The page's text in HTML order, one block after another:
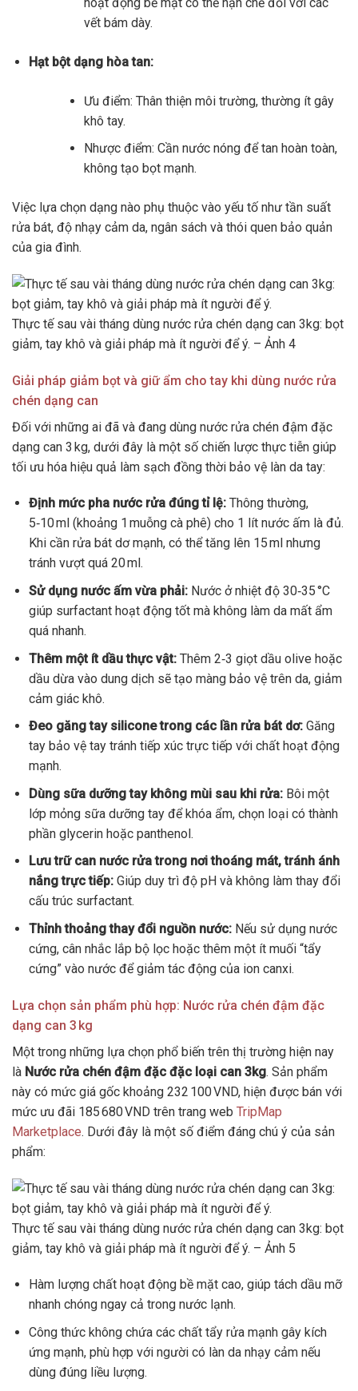
vết bám dày.
Hạt bột dạng hòa tan:
Ưu điểm: Thân thiện môi trường, thường ít gây
khô tay.
Nhược điểm: Cần nước nóng để tan hoàn toàn,
không tạo bọt mạnh.
Việc lựa chọn dạng nào phụ thuộc vào yếu tố như tần suất
rửa bát, độ nhạy cảm da, ngân sách và thói quen bảo quản
của gia đình.
Thực tế sau vài tháng dùng nước rửa chén dạng can 3kg: bọt
giảm, tay khô và giải pháp mà ít người để ý. – Ảnh 4
Giải pháp giảm bọt và giữ ẩm cho tay khi dùng nước rửa
chén dạng can
Đối với những ai đã và đang dùng nước rửa chén đậm đặc
dạng can 3 kg, dưới đây là một số chiến lược thực tiễn giúp
tối ưu hóa hiệu quả làm sạch đồng thời bảo vệ làn da tay:
Định mức pha nước rửa đúng tỉ lệ:Thông thường,
5‑10 ml (khoảng 1 muỗng cà phê) cho 1 lít nước ấm là đủ.
Khi cần rửa bát dơ mạnh, có thể tăng lên 15 ml nhưng
tránh vượt quá 20 ml.
Sử dụng nước ấm vừa phải:Nước ở nhiệt độ 30‑35 °C
giúp surfactant hoạt động tốt mà không làm da mất ẩm
quá nhanh.
Thêm một ít dầu thực vật:Thêm 2‑3 giọt dầu olive hoặc
dầu dừa vào dung dịch sẽ tạo màng bảo vệ trên da, giảm
cảm giác khô.
Đeo găng tay silicone trong các lần rửa bát dơ:Găng
tay bảo vệ tay tránh tiếp xúc trực tiếp với chất hoạt động
mạnh.
Dùng sữa dưỡng tay không mùi sau khi rửa:Bôi một
lớp mỏng sữa dưỡng tay để khóa ẩm, chọn loại có thành
phần glycerin hoặc panthenol.
Lưu trữ can nước rửa trong nơi thoáng mát, tránh ánh
nắng trực tiếp:Giúp duy trì độ pH và không làm thay đổi
cấu trúc surfactant.
Thỉnh thoảng thay đổi nguồn nước:Nếu sử dụng nước
cứng, cân nhắc lắp bộ lọc hoặc thêm một ít muối “tẩy
cứng” vào nước để giảm tác động của ion canxi.
Lựa chọn sản phẩm phù hợp: Nước rửa chén đậm đặc
dạng can 3 kg
Một trong những lựa chọn phổ biến trên thị trường hiện nay
là Nước rửa chén đậm đặc đặc loại can 3kg. Sản phẩm
này có mức giá gốc khoảng 232 100 VND, hiện được bán với
mức ưu đãi 185 680 VND trên trang web TripMap
Marketplace. Dưới đây là một số điểm đáng chú ý của sản
phẩm:
Thực tế sau vài tháng dùng nước rửa chén dạng can 3kg: bọt
giảm, tay khô và giải pháp mà ít người để ý. – Ảnh 5
Hàm lượng chất hoạt động bề mặt cao, giúp tách dầu mỡ
nhanh chóng ngay cả trong nước lạnh.
Công thức không chứa các chất tẩy rửa mạnh gây kích
ứng mạnh, phù hợp với người có làn da nhạy cảm nếu
dùng đúng liều lượng.